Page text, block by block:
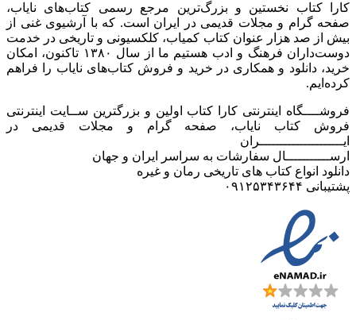
کارا کتاب نخستین و بزرگ‌ترین مرجع رسمی کتاب‌های نایاب،
صفحه گرام و مجلات قدیمی در ایران است. که با آرشیوی غنی از
بیش از صد هزار عنوان کتاب کمیاب، کلکسیونی و تاریخی در خدمت
دوست‌داران فرهنگ و ادب هستیم ما از سال ۱۳۸۰ تاکنون، امکان
خرید، دانلود و همکاری در خرید و فروش کتاب‌های نایاب را فراهم
کرده‌ایم.
فروشــــگاه اینترنتی کارا کتاب اولین و بزرگترین ســایت اینترنتی
فروش کتاب نایاب، صفحه گرام و مجلات قدیمی در
ایـــــــــــــــــــــران
ارســـــــــــال سفارشات به سراسر ایران و جهان
دانلود انواع کتاب های تاریخی رمان و غیره
پشتیبانی ۰۹۱۲۵۳۴۳۶۴۴